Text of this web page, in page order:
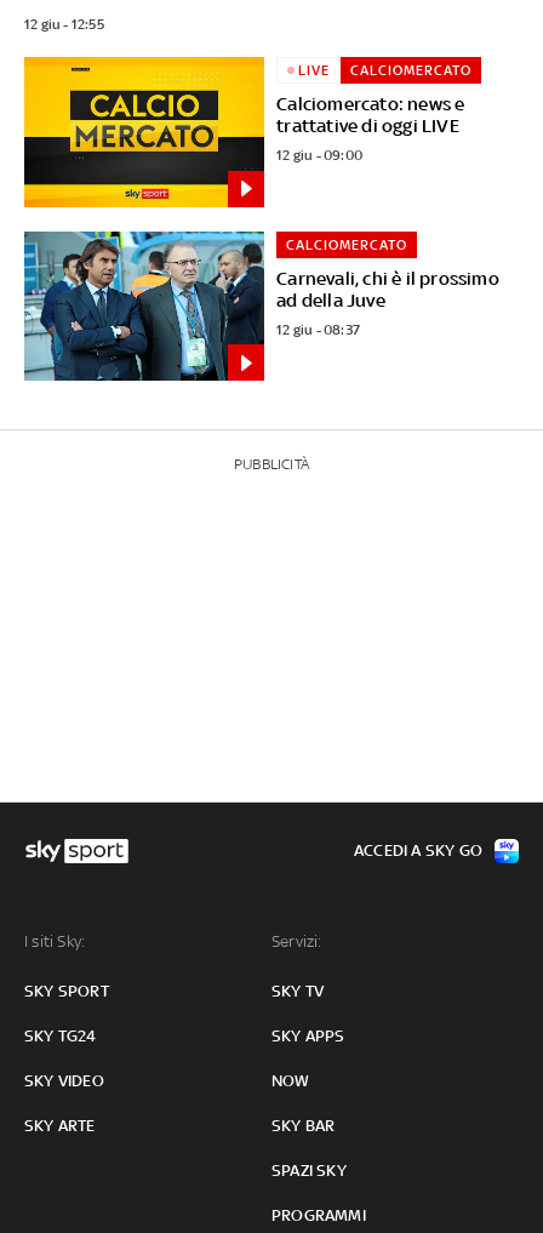
12 giu - 12:55
Calciomercato: news e
trattative di oggi LIVE
LIVE CALCIOMERCATO
12 giu - 09:00
Carnevali, chi è il prossimo
ad della Juve
CALCIOMERCATO
12 giu - 08:37
PUBBLICITÀ
I siti Sky:
SKY SPORT
SKY TG24
SKY VIDEO
SKY ARTE
Servizi:
SKY TV
SKY APPS
NOW
SKY BAR
SPAZI SKY
PROGRAMMI
ACCEDI A SKY GO